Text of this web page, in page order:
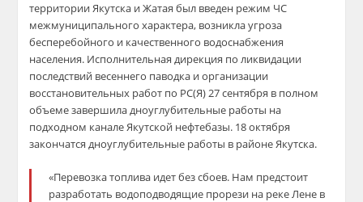
территории Якутска и Жатая был введен режим ЧС
межмуниципального характера, возникла угроза
бесперебойного и качественного водоснабжения
населения. Исполнительная дирекция по ликвидации
последствий весеннего паводка и организации
восстановительных работ по РС(Я) 27 сентября в полном
объеме завершила дноуглубительные работы на
подходном канале Якутской нефтебазы. 18 октября
закончатся дноуглубительные работы в районе Якутска.
«Перевозка топлива идет без сбоев. Нам предстоит
разработать водоподводящие прорези на реке Лене в